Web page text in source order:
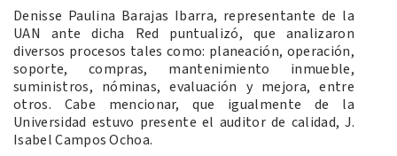
Denisse Paulina Barajas Ibarra, representante de la
UAN ante dicha Red puntualizó, que analizaron
diversos procesos tales como: planeación, operación,
soporte, compras, mantenimiento inmueble,
suministros, nóminas, evaluación y mejora, entre
otros. Cabe mencionar, que igualmente de la
Universidad estuvo presente el auditor de calidad, J.
Isabel Campos Ochoa.